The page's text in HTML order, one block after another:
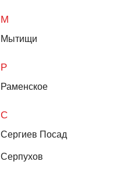
М
Мытищи
Р
Раменское
С
Сергиев Посад
Серпухов